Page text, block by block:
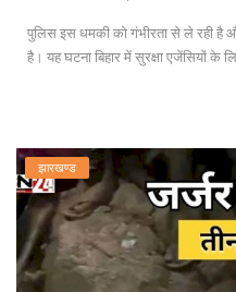
पुलिस इस धमकी को गंभीरता से ले रही है
है। यह घटना बिहार में सुरक्षा एजेंसियों के
झारखण्ड